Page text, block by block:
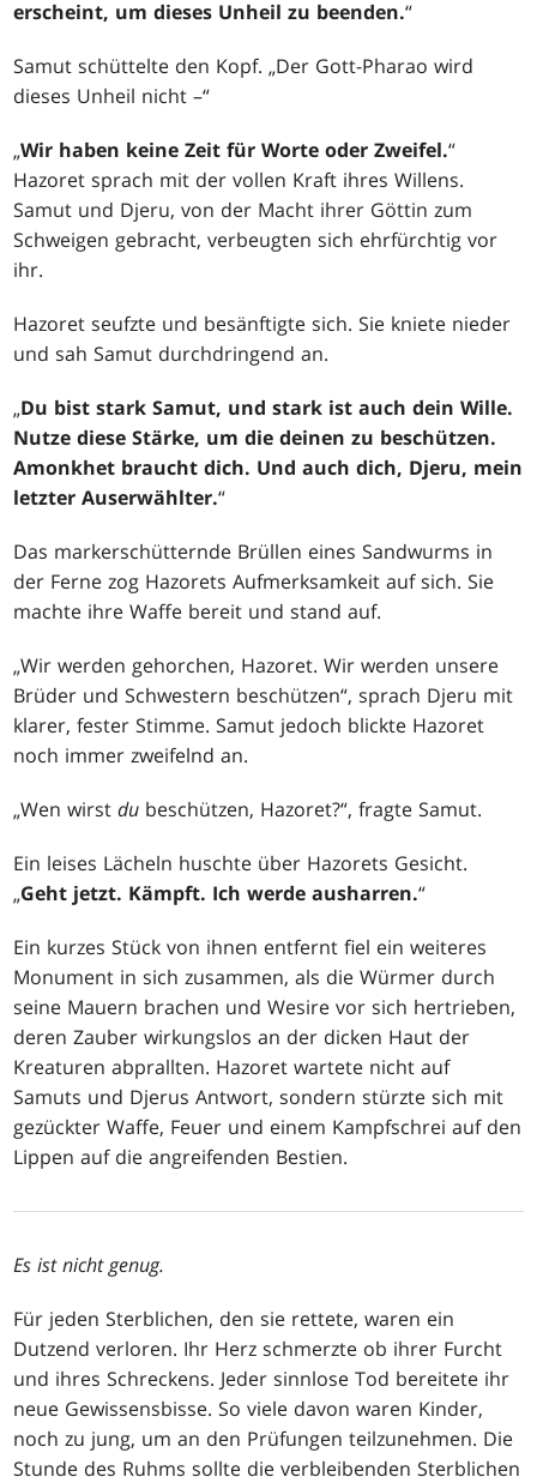
erscheint, um dieses Unheil zu beenden.“
Samut schüttelte den Kopf. „Der Gott-Pharao wird
dieses Unheil nicht –“
„Wir haben keine Zeit für Worte oder Zweifel.“
Hazoret sprach mit der vollen Kraft ihres Willens.
Samut und Djeru, von der Macht ihrer Göttin zum
Schweigen gebracht, verbeugten sich ehrfürchtig vor
ihr.
Hazoret seufzte und besänftigte sich. Sie kniete nieder
und sah Samut durchdringend an.
„Du bist stark Samut, und stark ist auch dein Wille.
Nutze diese Stärke, um die deinen zu beschützen.
Amonkhet braucht dich. Und auch dich, Djeru, mein
letzter Auserwählter.“
Das markerschütternde Brüllen eines Sandwurms in
der Ferne zog Hazorets Aufmerksamkeit auf sich. Sie
machte ihre Waffe bereit und stand auf.
„Wir werden gehorchen, Hazoret. Wir werden unsere
Brüder und Schwestern beschützen“, sprach Djeru mit
klarer, fester Stimme. Samut jedoch blickte Hazoret
noch immer zweifelnd an.
„Wen wirstdu beschützen, Hazoret?“, fragte Samut.
Ein leises Lächeln huschte über Hazorets Gesicht.
„Geht jetzt. Kämpft. Ich werde ausharren.“
Ein kurzes Stück von ihnen entfernt fiel ein weiteres
Monument in sich zusammen, als die Würmer durch
seine Mauern brachen und Wesire vor sich hertrieben,
deren Zauber wirkungslos an der dicken Haut der
Kreaturen abprallten. Hazoret wartete nicht auf
Samuts und Djerus Antwort, sondern stürzte sich mit
gezückter Waffe, Feuer und einem Kampfschrei auf den
Lippen auf die angreifenden Bestien.
Es ist nicht genug.
Für jeden Sterblichen, den sie rettete, waren ein
Dutzend verloren. Ihr Herz schmerzte ob ihrer Furcht
und ihres Schreckens. Jeder sinnlose Tod bereitete ihr
neue Gewissensbisse. So viele davon waren Kinder,
noch zu jung, um an den Prüfungen teilzunehmen. Die
Stunde des Ruhms sollte die verbleibenden Sterblichen